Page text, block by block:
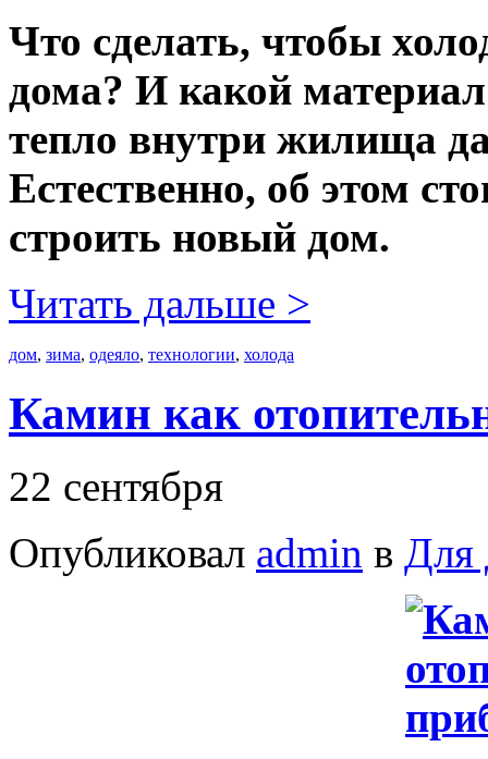
Что сделать, чтобы
дома? И какой
тепло внутри жилища
Естественно, об этом
строить новый дом.
Читать дальше >
дом, зима, одеяло, технологии, холода
Камин как
22 сентября
Опубликовал admin в Для